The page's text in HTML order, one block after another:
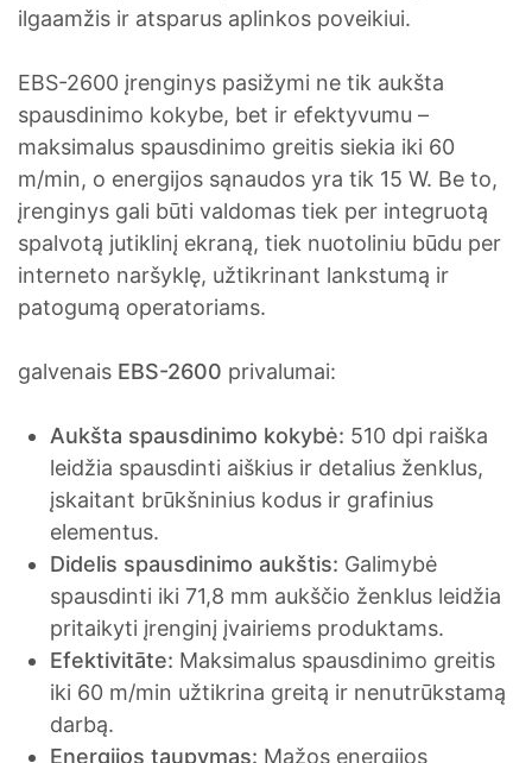
ilgaamžis ir atsparus aplinkos poveikiui.
EBS-2600 įrenginys pasižymi ne tik aukšta
spausdinimo kokybe, bet ir efektyvumu –
maksimalus spausdinimo greitis siekia iki 60
m/min, o energijos sąnaudos yra tik 15 W. Be to,
įrenginys gali būti valdomas tiek per integruotą
spalvotą jutiklinį ekraną, tiek nuotoliniu būdu per
interneto naršyklę, užtikrinant lankstumą ir
patogumą operatoriams.
galvenais EBS-2600 privalumai:
Aukšta spausdinimo kokybė: 510 dpi raiška
leidžia spausdinti aiškius ir detalius ženklus,
įskaitant brūkšninius kodus ir grafinius
elementus.
Didelis spausdinimo aukštis: Galimybė
spausdinti iki 71,8 mm aukščio ženklus leidžia
pritaikyti įrenginį įvairiems produktams.
Efektivitāte: Maksimalus spausdinimo greitis
iki 60 m/min užtikrina greitą ir nenutrūkstamą
darbą.
Energijos taupymas: Mažos energijos